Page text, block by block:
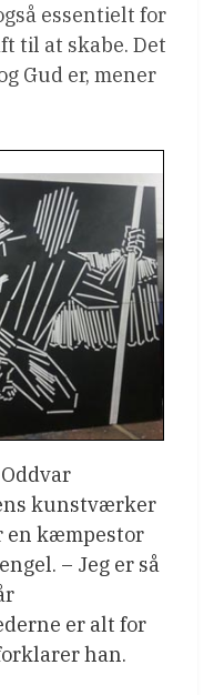
essentielt for
til at skabe. Det
Gud er, mener
kunstværker
en kæmpestor
– Jeg er så
er alt for
han.